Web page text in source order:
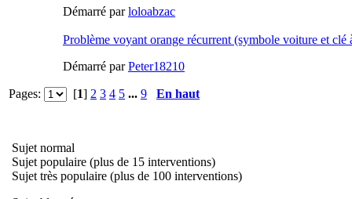
Démarré parloloabzac
Problème voyant orange récurrent (symbole voiture et clé
Démarré parPeter18210
Pages:
[1] 2 3 4 5 ... 9 En haut
Sujet normal
Sujet populaire (plus de 15 interventions)
Sujet très populaire (plus de 100 interventions)